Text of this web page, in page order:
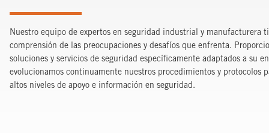
Nuestro equipo de expertos en seguridad industrial y manufacturera
comprensión de las preocupaciones y desafíos que enfrenta.
soluciones y servicios de seguridad específicamente adaptados a su
evolucionamos continuamente nuestros procedimientos y protocolos
altos niveles de apoyo e información en seguridad.